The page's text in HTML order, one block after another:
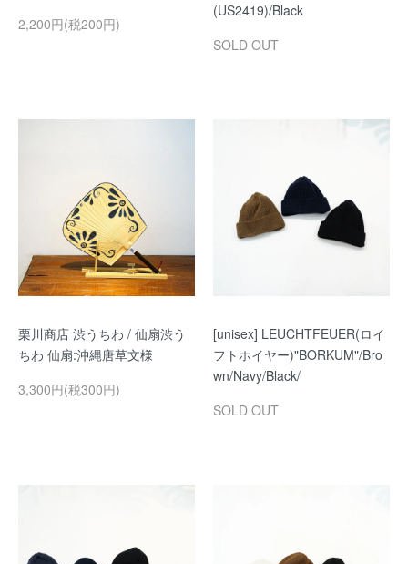
2,200円(税200円)
(US2419)/Black
SOLD OUT
栗川商店 渋うちわ / 仙扇渋う
ちわ 仙扇:沖縄唐草文様
3,300円(税300円)
[unisex] LEUCHTFEUER(ロイ
フトホイヤー)"BORKUM"/Bro
wn/Navy/Black/
SOLD OUT